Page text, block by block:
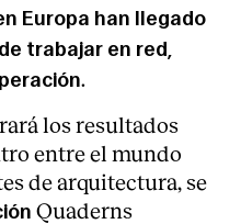
Europa han llegado
trabajar en red,
.
los resultados
entre el mundo
de arquitectura, se
Quaderns